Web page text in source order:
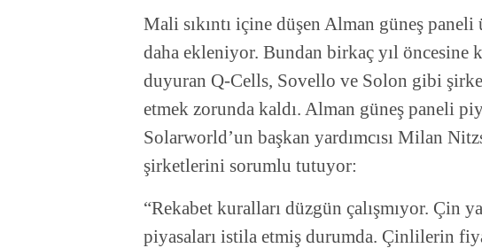
Mali sıkıntı içine düşen Alman güneş
daha ekleniyor. Bundan birkaç yıl öncesine
duyuran Q-Cells, Sovello ve Solon gibi
etmek zorunda kaldı. Alman güneş paneli
Solarworld’un başkan yardımcısı Milan
şirketlerini sorumlu tutuyor:
“Rekabet kuralları düzgün çalışmıyor. Çin
piyasaları istila etmiş durumda. Çinlilerin